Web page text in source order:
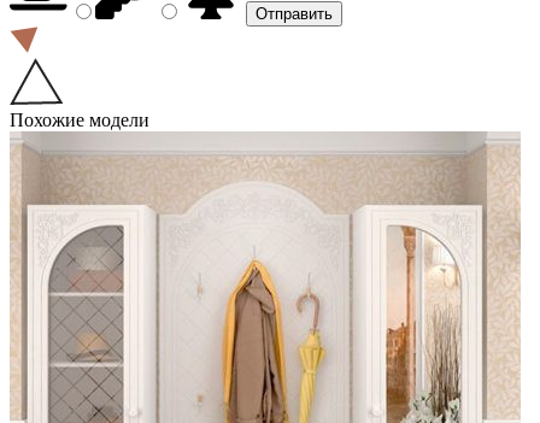
Похожие модели